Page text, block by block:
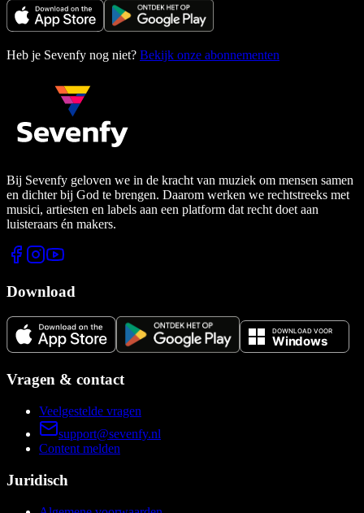
Heb je Sevenfy nog niet? Bekijk onze abonnementen
Bij Sevenfy geloven we in de kracht van muziek om mensen samen
en dichter bij God te brengen. Daarom werken we rechtstreeks met
musici, artiesten en labels aan een platform dat recht doet aan
luisteraars én makers.
Download
Vragen & contact
Veelgestelde vragen
support@sevenfy.nl
Content melden
Juridisch